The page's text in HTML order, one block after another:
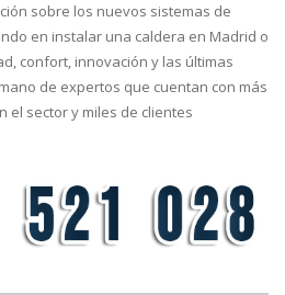
sobre los nuevos sistemas de
en instalar una caldera en Madrid o
confort, innovación y las últimas
de expertos que cuentan con más
el sector y miles de clientes